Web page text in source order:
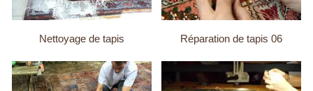
Nettoyage de tapis Réparation de tapis 06